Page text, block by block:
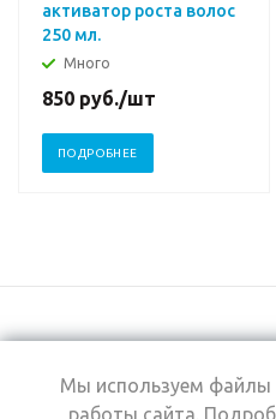
активатор роста волос
250 мл.
Много
850 руб./шт
ПОДРОБНЕЕ
+7 (495) 969-0950
Мы используем файлы
работы сайта.